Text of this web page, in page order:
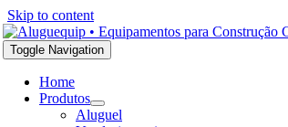
Skip to content
Toggle Navigation
Home
Produtos
Aluguel